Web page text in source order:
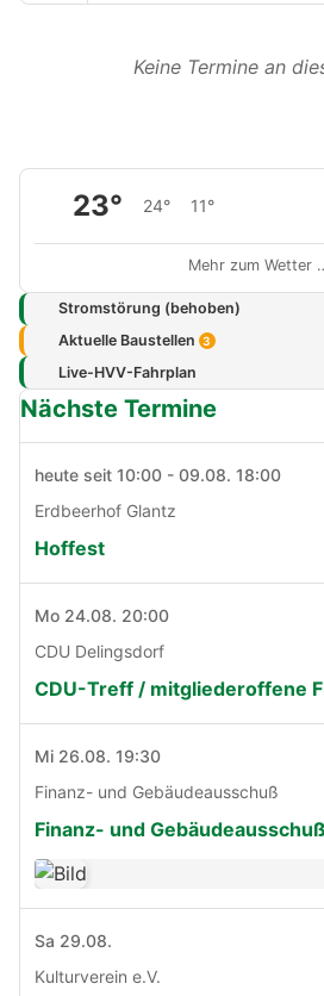
Keine Termine an
23° 24° 11°
Mehr zum Wetter
Stromstörung (behoben)
Aktuelle Baustellen 3
Live-HVV-Fahrplan
Nächste Termine
heute seit 10:00 - 09.08. 18:00
Erdbeerhof Glantz
Hoffest
Mo 24.08. 20:00
CDU Delingsdorf
CDU-Treff / mitgliederoffene
Mi 26.08. 19:30
Finanz- und Gebäudeausschuß
Finanz- und
Sa 29.08.
Kulturverein e.V.